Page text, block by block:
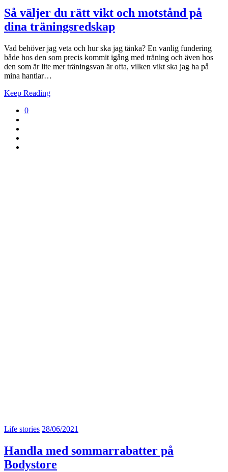
Så väljer du rätt vikt och motstånd på
dina träningsredskap
Vad behöver jag veta och hur ska jag tänka? En vanlig fundering
både hos den som precis kommit igång med träning och även hos
den som är lite mer träningsvan är ofta, vilken vikt ska jag ha på
mina hantlar…
Keep Reading
0
Life stories 28/06/2021
Handla med sommarrabatter på
Bodystore